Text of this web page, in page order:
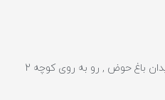
فارس - شیراز - بلوار زرهی , میدان باغ حوض , رو به روی کوچه 2